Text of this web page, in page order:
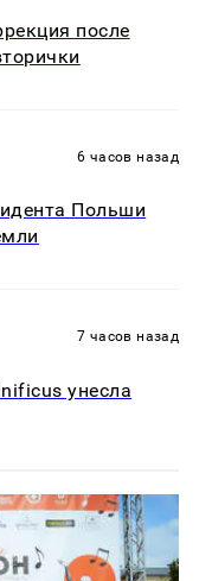
после
6 часов назад
Польши
7 часов назад
унесла